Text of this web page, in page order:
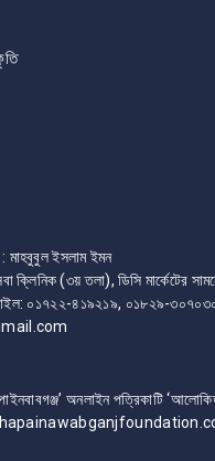
মাহবুবুল ইসলাম ইমন
ক্লিনিক (৩য় তলা), ডিসি মার্কেটের
০১৭২২-৪১৯২১৯, ০১৮২৯-
অনলাইন পত্রিকাটি